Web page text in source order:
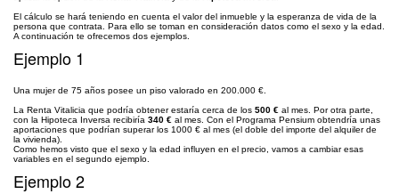
El cálculo se hará teniendo en cuenta el valor del inmueble y la esperanza de vida de la
persona que contrata. Para ello se toman en consideración datos como el sexo y la edad.
A continuación te ofrecemos dos ejemplos.
Ejemplo 1
Una mujer de 75 años posee un piso valorado en 200.000 €.
La Renta Vitalicia que podría obtener estaría cerca de los 500 € al mes. Por otra parte,
con la Hipoteca Inversa recibiría 340 € al mes. Con el Programa Pensium obtendría unas
aportaciones que podrían superar los 1000 € al mes (el doble del importe del alquiler de
la vivienda).
Como hemos visto que el sexo y la edad influyen en el precio, vamos a cambiar esas
variables en el segundo ejemplo.
Ejemplo 2